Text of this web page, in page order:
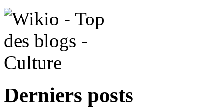
Derniers posts